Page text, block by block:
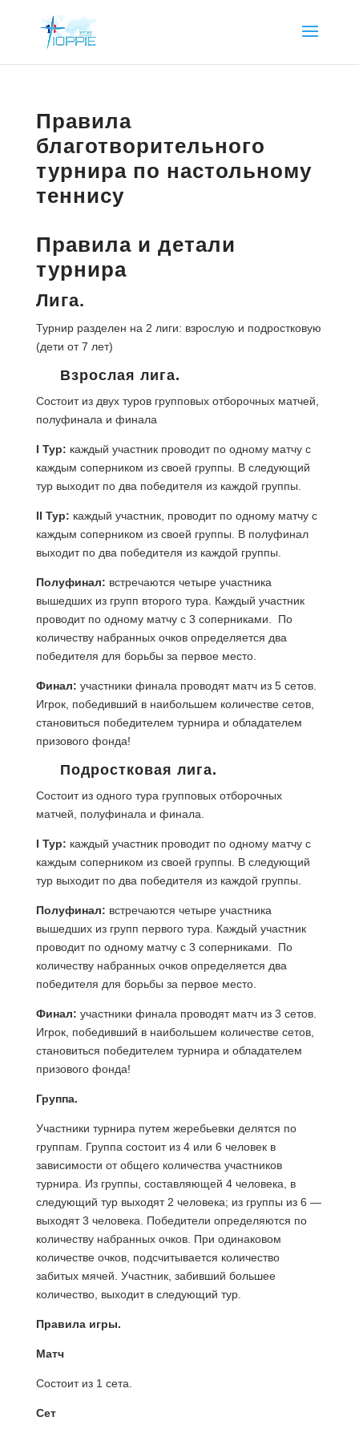
Правила
благотворительного
турнира по настольному
теннису
Правила и детали
турнира
Лига.
Турнир разделен на 2 лиги: взрослую и подростковую
(дети от 7 лет)
Взрослая лига.
Состоит из двух туров групповых отборочных матчей,
полуфинала и финала
I Тур: каждый участник проводит по одному матчу с
каждым соперником из своей группы. В следующий
тур выходит по два победителя из каждой группы.
II Тур: каждый участник, проводит по одному матчу с
каждым соперником из своей группы. В полуфинал
выходит по два победителя из каждой группы.
Полуфинал: встречаются четыре участника
вышедших из групп второго тура. Каждый участник
проводит по одному матчу с 3 соперниками. По
количеству набранных очков определяется два
победителя для борьбы за первое место.
Финал: участники финала проводят матч из 5 сетов.
Игрок, победивший в наибольшем количестве сетов,
становиться победителем турнира и обладателем
призового фонда!
Подростковая лига.
Состоит из одного тура групповых отборочных
матчей, полуфинала и финала.
I Тур: каждый участник проводит по одному матчу с
каждым соперником из своей группы. В следующий
тур выходит по два победителя из каждой группы.
Полуфинал: встречаются четыре участника
вышедших из групп первого тура. Каждый участник
проводит по одному матчу с 3 соперниками. По
количеству набранных очков определяется два
победителя для борьбы за первое место.
Финал: участники финала проводят матч из 3 сетов.
Игрок, победивший в наибольшем количестве сетов,
становиться победителем турнира и обладателем
призового фонда!
Группа.
Участники турнира путем жеребьевки делятся по
группам. Группа состоит из 4 или 6 человек в
зависимости от общего количества участников
турнира. Из группы, составляющей 4 человека, в
следующий тур выходят 2 человека; из группы из 6 —
выходят 3 человека. Победители определяются по
количеству набранных очков. При одинаковом
количестве очков, подсчитывается количество
забитых мячей. Участник, забивший большее
количество, выходит в следующий тур.
Правила игры.
Матч
Состоит из 1 сета.
Сет